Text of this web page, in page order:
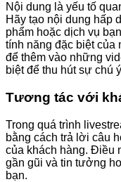
Nội dung là yếu tố
Hãy tạo nội dung hấp
phẩm hoặc dịch vụ
tính năng đặc biệt của
để thêm vào những
biệt để thu hút sự chú
Tương tác với
Trong quá trình
bằng cách trả lời câu
của khách hàng. Điều
gần gũi và tin tưởng
bạn.